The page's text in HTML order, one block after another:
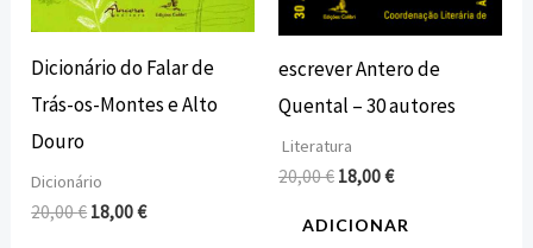
Dicionário do Falar de
Trás-os-Montes e Alto
Douro
Dicionário
20,00€ 18,00€
escrever Antero de
Quental – 30 autores
Literatura
20,00€ 18,00€
ADICIONAR